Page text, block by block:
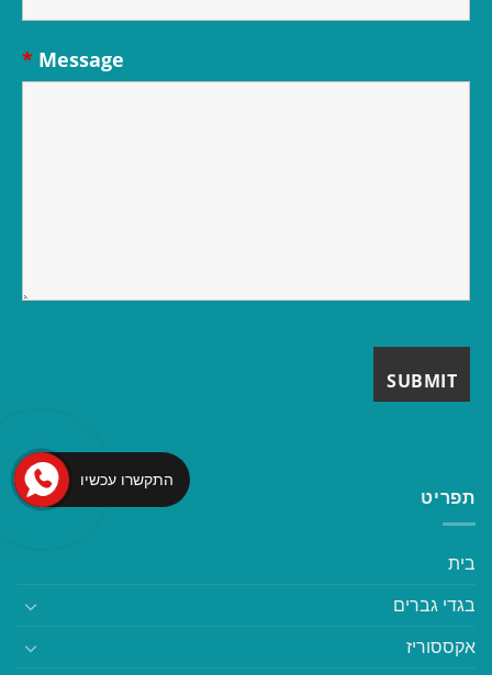
Message
*
תפריט
בית
בגדי גברים
אקססוריז
התקשרו עכשיו